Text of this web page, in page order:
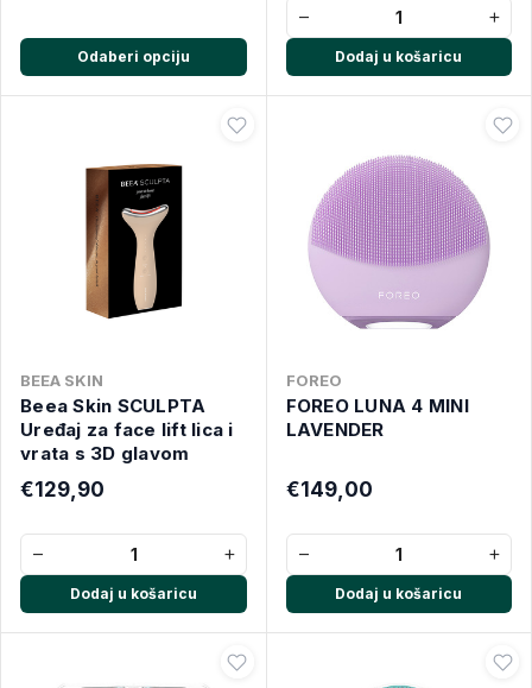
Odaberi opciju
− +
Dodaj u košaricu
BEEA SKIN
Beea Skin SCULPTA
Uređaj za face lift lica i
vrata s 3D glavom
€129,90
− +
Dodaj u košaricu
FOREO
FOREO LUNA 4 MINI
LAVENDER
€149,00
− +
Dodaj u košaricu